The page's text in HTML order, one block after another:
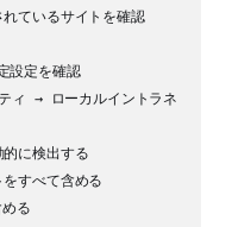
ているサイトを確認
設定を確認
ィ → ローカルイントラネ
に検出する
すべて含める
る